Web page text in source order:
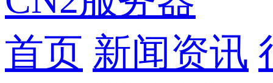
首页 新闻资讯